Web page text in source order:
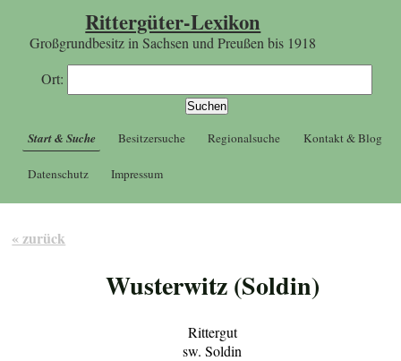
Rittergüter-Lexikon
Großgrundbesitz in Sachsen und Preußen bis 1918
Ort:
Start & Suche Besitzersuche Regionalsuche Kontakt & Blog
Datenschutz Impressum
« zurück
Wusterwitz (Soldin)
Rittergut
sw. Soldin